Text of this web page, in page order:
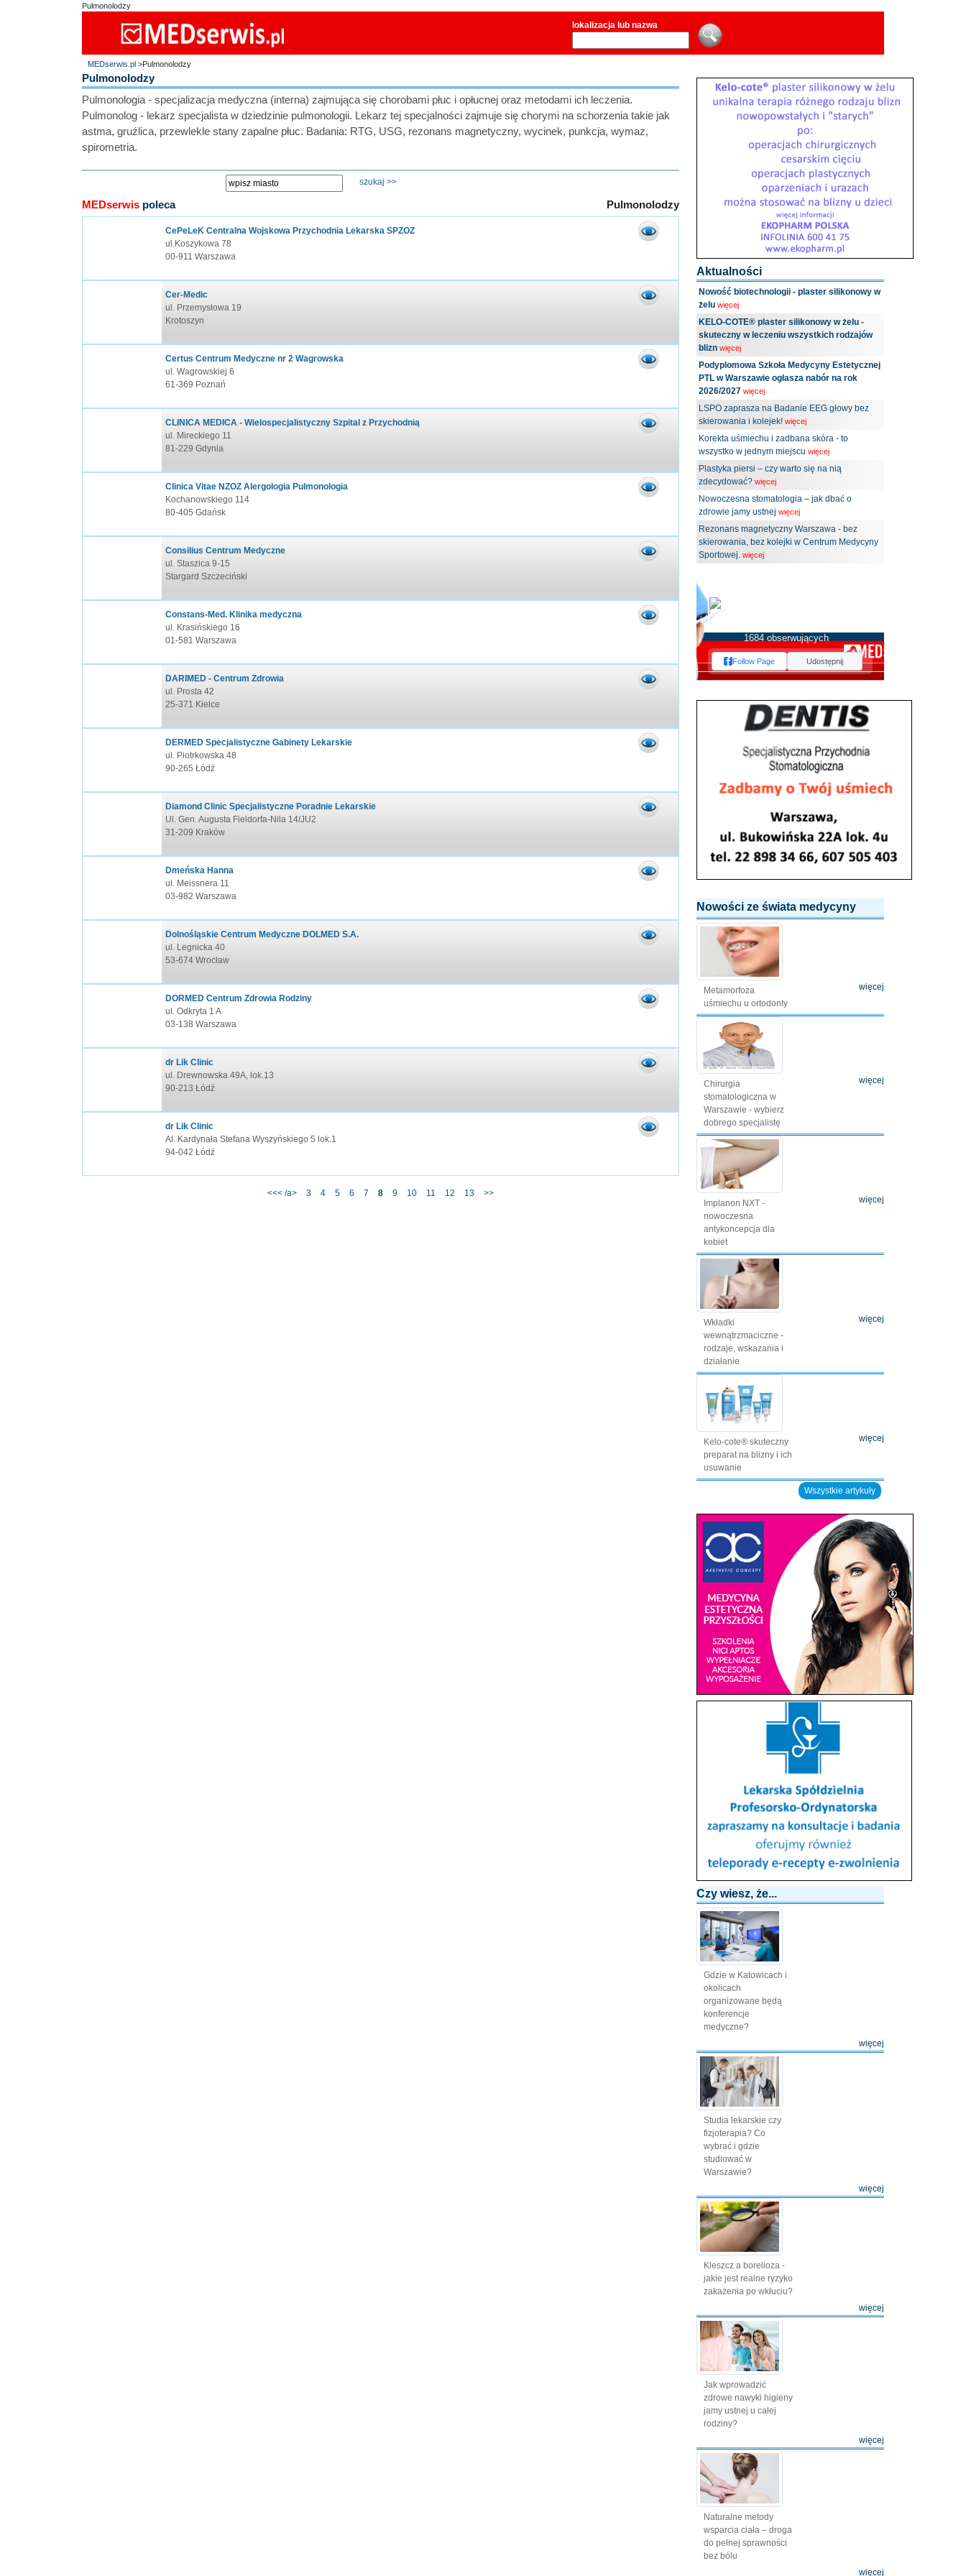
Pulmonolodzy
lokalizacja lub nazwa
MEDserwis.pl >Pulmonolodzy
Pulmonolodzy
Pulmonologia - specjalizacja medyczna (interna) zajmująca się chorobami płuc i opłucnej oraz metodami ich leczenia.
Pulmonolog - lekarz specjalista w dziedzinie pulmonologii. Lekarz tej specjalności zajmuje się chorymi na schorzenia takie jak
astma, gruźlica, przewlekle stany zapalne płuc. Badania: RTG, USG, rezonans magnetyczny, wycinek, punkcja, wymaz,
spirometria.
MEDserwis poleca Pulmonolodzy
CePeLeK Centralna Wojskowa Przychodnia Lekarska SPZOZ
ul.Koszykowa 78
00-911 Warszawa
Cer-Medic
ul. Przemysłowa 19
Krotoszyn
Certus Centrum Medyczne nr 2 Wagrowska
ul. Wagrowskiej 6
61-369 Poznań
CLINICA MEDICA - Wielospecjalistyczny Szpital z Przychodnią
ul. Mireckiego 11
81-229 Gdynia
Clinica Vitae NZOZ Alergologia Pulmonologia
Kochanowskiego 114
80-405 Gdańsk
Consilius Centrum Medyczne
ul. Staszica 9-15
Stargard Szczeciński
Constans-Med. Klinika medyczna
ul. Krasińskiego 16
01-581 Warszawa
DARIMED - Centrum Zdrowia
ul. Prosta 42
25-371 Kielce
DERMED Specjalistyczne Gabinety Lekarskie
ul. Piotrkowska 48
90-265 Łódź
Diamond Clinic Specjalistyczne Poradnie Lekarskie
Ul. Gen. Augusta Fieldorfa-Nila 14/JU2
31-209 Kraków
Dmeńska Hanna
ul. Meissnera 11
03-982 Warszawa
Dolnośląskie Centrum Medyczne DOLMED S.A.
ul. Legnicka 40
53-674 Wrocław
DORMED Centrum Zdrowia Rodziny
ul. Odkryta 1 A
03-138 Warszawa
dr Lik Clinic
ul. Drewnowska 49A, lok.13
90-213 Łódź
dr Lik Clinic
Al. Kardynała Stefana Wyszyńskiego 5 lok.1
94-042 Łódź
<<< /a> 3 4 5 6 7 8 9 10 11 12 13 >>
Aktualności
Nowość biotechnologii - plaster silikonowy w
żelu więcej
KELO-COTE® plaster silikonowy w żelu -
skuteczny w leczeniu wszystkich rodzajów
blizn więcej
Podyplomowa Szkoła Medycyny Estetycznej
PTL w Warszawie ogłasza nabór na rok
2026/2027 więcej
LSPO zaprasza na Badanie EEG głowy bez
skierowania i kolejek! więcej
Korekta uśmiechu i zadbana skóra - to
wszystko w jednym miejscu więcej
Plastyka piersi – czy warto się na nią
zdecydować? więcej
Nowoczesna stomatologia – jak dbać o
zdrowie jamy ustnej więcej
Rezonans magnetyczny Warszawa - bez
skierowania, bez kolejki w Centrum Medycyny
Sportowej. więcej
1684 obserwujących
Follow Page Udostępnij
Nowości ze świata medycyny
Metamorfoza
uśmiechu u ortodonty
więcej
Chirurgia
stomatologiczna w
Warszawie - wybierz
dobrego specjalistę
więcej
Implanon NXT -
nowoczesna
antykoncepcja dla
kobiet
więcej
Wkładki
wewnątrzmaciczne -
rodzaje, wskazania i
działanie
więcej
Kelo-cote® skuteczny
preparat na blizny i ich
usuwanie
więcej
Wszystkie artykuły
Czy wiesz, że...
Gdzie w Katowicach i
okolicach
organizowane będą
konferencje
medyczne?
więcej
Studia lekarskie czy
fizjoterapia? Co
wybrać i gdzie
studiować w
Warszawie?
więcej
Kleszcz a borelioza -
jakie jest realne ryzyko
zakażenia po wkłuciu?
więcej
Jak wprowadzić
zdrowe nawyki higieny
jamy ustnej u całej
rodziny?
więcej
Naturalne metody
wsparcia ciała – droga
do pełnej sprawności
bez bólu
więcej